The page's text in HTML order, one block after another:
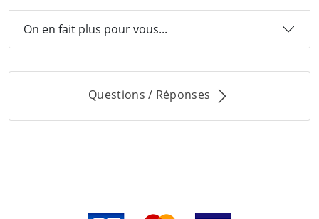
On en fait plus pour vous...
Questions / Réponses